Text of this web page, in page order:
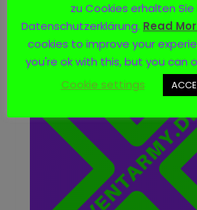
Logo
zu Cookies erhalten
Datenschutzerklärung. Read
cookies to improve your
you're ok with this, but you can
Cookie settings